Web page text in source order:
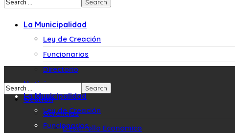
La Municipalidad
Ley de Creación
Funcionarios
Directorio
Noticias
Gestión
Gerencias
Desarrollo Economico
La Municipalidad
Ley de Creación
Funcionarios